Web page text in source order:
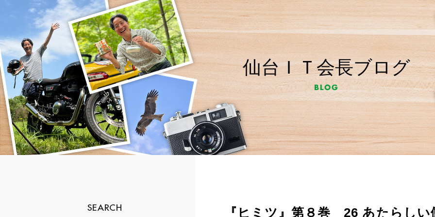
仙台ＩＴ会長ブログ
『ヒミツ』第８巻 26 あたらしい